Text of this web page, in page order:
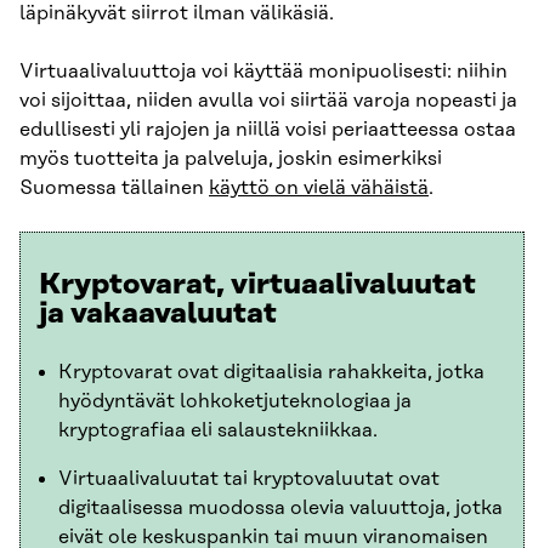
läpinäkyvät siirrot ilman välikäsiä.
Virtuaalivaluuttoja voi käyttää monipuolisesti: niihin
voi sijoittaa, niiden avulla voi siirtää varoja nopeasti ja
edullisesti yli rajojen ja niillä voisi periaatteessa ostaa
myös tuotteita ja palveluja, joskin esimerkiksi
Suomessa tällainen käyttö on vielä vähäistä.
Kryptovarat, virtuaalivaluutat
ja vakaavaluutat
Kryptovarat ovat digitaalisia rahakkeita, jotka
hyödyntävät lohkoketjuteknologiaa ja
kryptografiaa eli salaustekniikkaa.
Virtuaalivaluutat tai kryptovaluutat ovat
digitaalisessa muodossa olevia valuuttoja, jotka
eivät ole keskuspankin tai muun viranomaisen